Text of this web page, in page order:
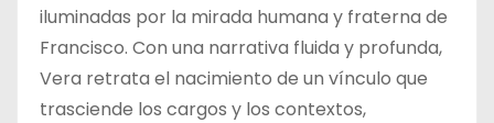
iluminadas por la mirada humana y fraterna de
Francisco. Con una narrativa fluida y profunda,
Vera retrata el nacimiento de un vínculo que
trasciende los cargos y los contextos,